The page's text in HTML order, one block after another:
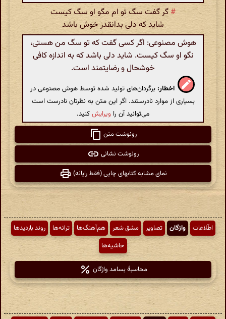
# گر گفت سگ تو ام مگو او سگ کیست
شاید که دلی بدانقدر خوش باشد
هوش مصنوعی: اگر کسی گفت که تو سگ من هستی،
نگو او سگ کیست. شاید دلی باشد که به اندازه کافی
خوشحال و رضایتمند است.
اخطار: برگردان‌های تولید شده توسط هوش مصنوعی در
بسیاری از موارد نادرستند. اگر این متن به نظرتان نادرست است
می‌توانید آن را ویرایشکنید.
رونوشت متن
رونوشت نشانی
نمای مشابه کتابهای چاپی (فقط رایانه)
اطّلاعات واژگان تصاویر مشق شعر هم‌آهنگ‌ها ترانه‌ها
روند بازدیدها
حاشیه‌ها
محاسبهٔ بسامد واژگان